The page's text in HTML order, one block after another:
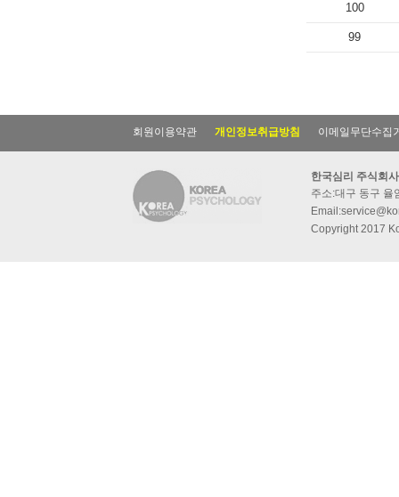
100
99
회원이용약관 개인정보취급방침 이메일무단수집
한국심리 주식회사
주소:대구 동구 율
Copyright 2017